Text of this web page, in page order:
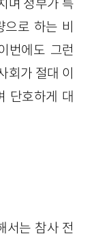
며 정부가 특
으로 하는 비
번에도 그런
회가 절대 이
단호하게 대
서는 참사 전